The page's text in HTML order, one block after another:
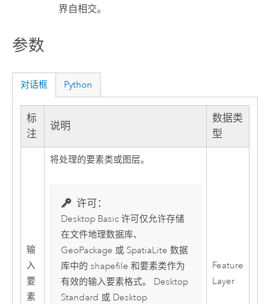
界自相交。
参数
对话框 Python
标
注
说明
数据类
型
输
入
要
素
将处理的要素类或图层。
许可：
Desktop Basic 许可仅允许存储
在文件地理数据库、
GeoPackage 或 SpatiaLite 数据
库中的 shapefile 和要素类作为
有效的输入要素格式。 Desktop
Standard 或 Desktop
Feature
Layer